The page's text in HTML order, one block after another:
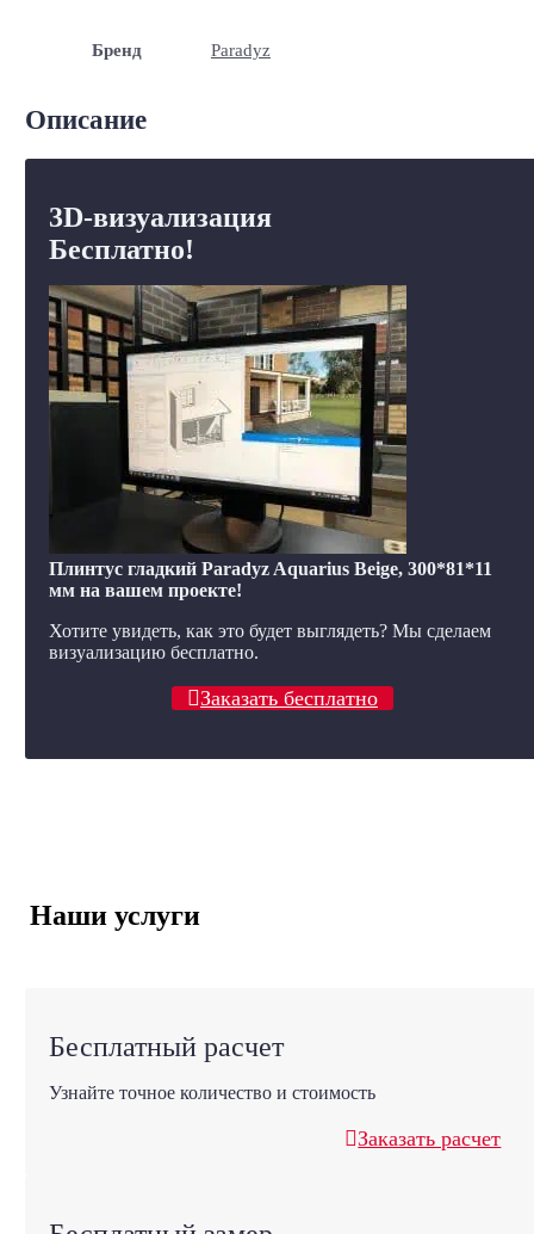
Бренд Paradyz
Описание
3D-визуализация
Бесплатно!
Плинтус гладкий Paradyz Aquarius Beige, 300*81*11
мм на вашем проекте!
Хотите увидеть, как это будет выглядеть? Мы сделаем
визуализацию бесплатно.
Заказать бесплатно
Наши услуги
Бесплатный расчет
Узнайте точное количество и стоимость
Заказать расчет